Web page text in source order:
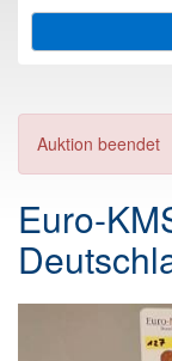
Auktion beendet
Euro-